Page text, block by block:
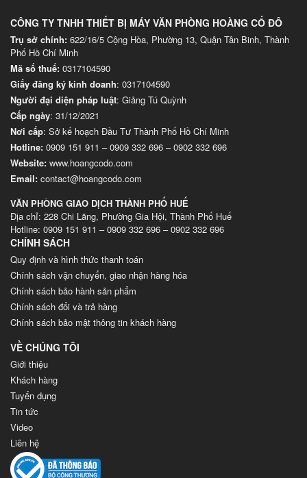
CÔNG TY TNHH THIẾT BỊ MÁY VĂN PHÒNG HOÀNG CỐ ĐÔ
Trụ sở chính: 622/16/5 Cộng Hòa, Phường 13, Quận Tân Binh, Thành
Phố Hồ Chí Minh
Mã số thuế: 0317104590
Giấy đăng ký kinh doanh: 0317104590
Người đại diện pháp luật: Giảng Tú Quỳnh
Cấp ngày: 31/12/2021
Nơi cấp: Sở kế hoạch Đầu Tư Thành Phố Hồ Chí Minh
Hotline: 0909 151 911 –0909 332 696 –0902 332 696
Website: www.hoangcodo.com
Email: contact@hoangcodo.com
VĂN PHÒNG GIAO DỊCH THÀNH PHỐ HUẾ
Địa chỉ: 228 Chi Lăng, Phường Gia Hội, Thành Phố Huế
Hotline: 0909 151 911 – 0909 332 696 – 0902 332 696
CHÍNH SÁCH
Quy định và hình thức thanh toán
Chính sách vận chuyển, giao nhận hàng hóa
Chính sách bảo hành sản phẩm
Chính sách đổi và trả hàng
Chính sách bảo mật thông tin khách hàng
VỀ CHÚNG TÔI
Giới thiệu
Khách hàng
Tuyển dụng
Tin tức
Video
Liên hệ